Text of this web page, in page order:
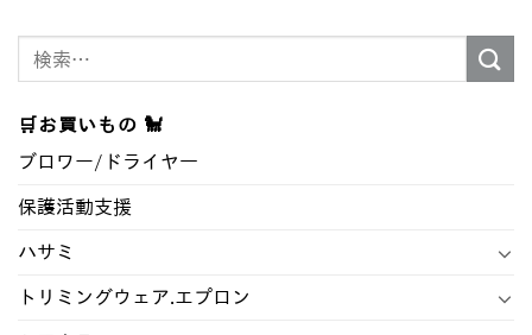
象:
🛒お買いもの 🐩
ブロワー/ドライヤ―
保護活動支援
ハサミ
トリミングウェア.エプロン